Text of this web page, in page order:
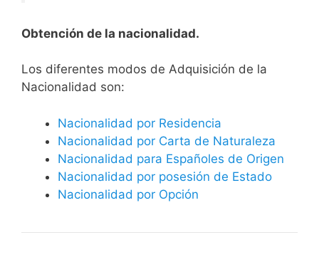
Obtención de la nacionalidad.
​​​Los diferentes modos de Adquisición de la
Nacionalidad son:
Nacionalidad por Residencia
Nacionalidad por Carta de Naturaleza
Nacionalidad para Españoles de Origen
Nacionalidad por posesión de Estado
Nacionalidad por Opción